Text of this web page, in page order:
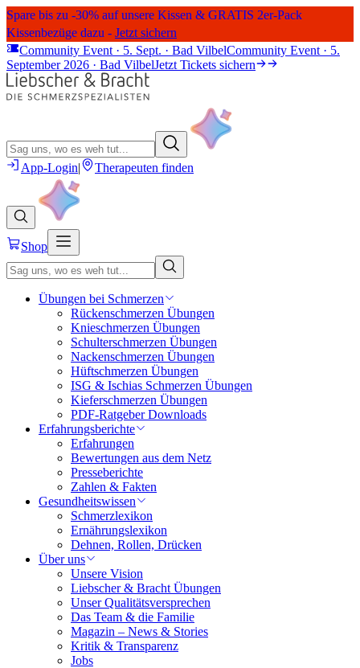
Spare bis zu -30% auf unsere Kissen & GRATIS 2er-Pack
Kissenbezüge dazu - Jetzt sichern
Community Event · 5. Sept. · Bad VilbelCommunity Event · 5.
September 2026 · Bad VilbelJetzt Tickets sichern
App-Login| Therapeuten finden
Shop
Übungen bei Schmerzen
Rückenschmerzen Übungen
Knieschmerzen Übungen
Schulterschmerzen Übungen
Nackenschmerzen Übungen
Hüftschmerzen Übungen
ISG & Ischias Schmerzen Übungen
Kieferschmerzen Übungen
PDF-Ratgeber Downloads
Erfahrungsberichte
Erfahrungen
Bewertungen aus dem Netz
Presseberichte
Zahlen & Fakten
Gesundheitswissen
Schmerzlexikon
Ernährungslexikon
Dehnen, Rollen, Drücken
Über uns
Unsere Vision
Liebscher & Bracht Übungen
Unser Qualitätsversprechen
Das Team & die Familie
Magazin – News & Stories
Kritik & Transparenz
Jobs